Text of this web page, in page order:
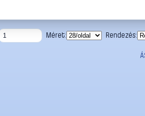
Méret: Rendezés: